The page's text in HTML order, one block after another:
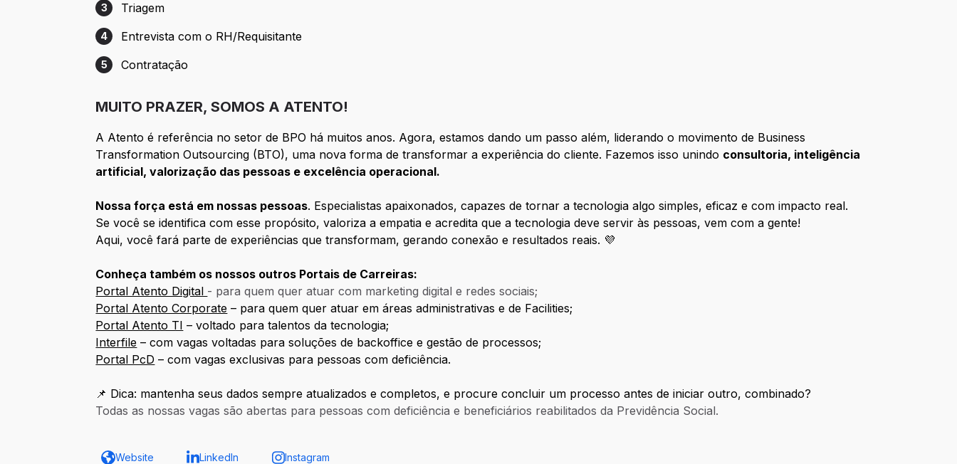
Etapa 3: Triagem
3 Triagem
Etapa 4: Entrevista com o RH/Requisitante
4 Entrevista com o RH/Requisitante
Etapa 5: Contratação
5 Contratação
MUITO PRAZER, SOMOS A ATENTO!
A Atento é referência no setor de BPO há muitos anos. Agora, estamos dando um passo além, liderando o movimento de Business
Transformation Outsourcing (BTO), uma nova forma de transformar a experiência do cliente. Fazemos isso unindo consultoria, inteligência
artificial, valorização das pessoas e excelência operacional.
Nossa força está em nossas pessoas. Especialistas apaixonados, capazes de tornar a tecnologia algo simples, eficaz e com impacto real.
Se você se identifica com esse propósito, valoriza a empatia e acredita que a tecnologia deve servir às pessoas, vem com a gente!
Aqui, você fará parte de experiências que transformam, gerando conexão e resultados reais. 💜
Conheça também os nossos outros Portais de Carreiras:
Portal Atento Digital - para quem quer atuar com marketing digital e redes sociais;
Portal Atento Corporate – para quem quer atuar em áreas administrativas e de Facilities;
Portal Atento TI – voltado para talentos da tecnologia;
Interfile – com vagas voltadas para soluções de backoffice e gestão de processos;
Portal PcD – com vagas exclusivas para pessoas com deficiência.
📌 Dica: mantenha seus dados sempre atualizados e completos, e procure concluir um processo antes de iniciar outro, combinado?
Todas as nossas vagas são abertas para pessoas com deficiência e beneficiários reabilitados da Previdência Social.
Website LinkedIn Instagram